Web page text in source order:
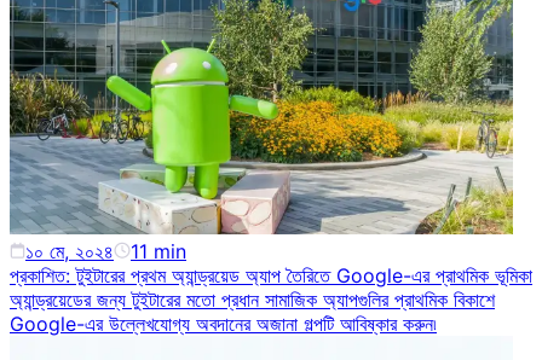
১০ মে, ২০২৪ 11 min
প্রকাশিত: টুইটারের প্রথম অ্যান্ড্রয়েড অ্যাপ তৈরিতে Google-এর প্রাথমিক ভূমিকা
অ্যান্ড্রয়েডের জন্য টুইটারের মতো প্রধান সামাজিক অ্যাপগুলির প্রাথমিক বিকাশে
Google-এর উল্লেখযোগ্য অবদানের অজানা গল্পটি আবিষ্কার করুন৷